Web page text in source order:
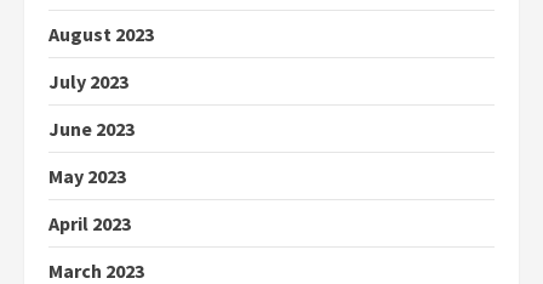
August 2023
July 2023
June 2023
May 2023
April 2023
March 2023